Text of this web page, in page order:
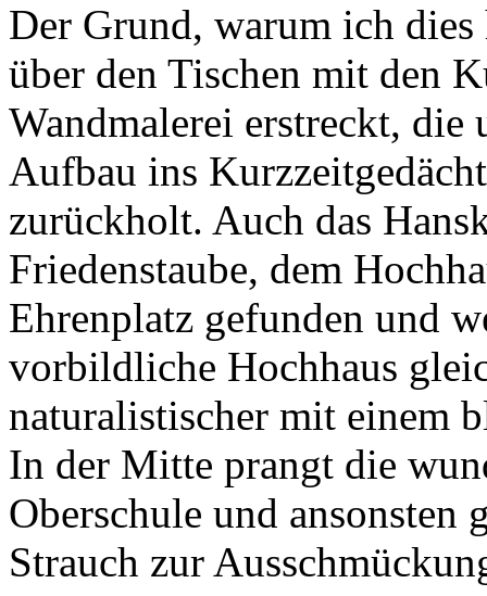
Der Grund, warum ich dies
über den Tischen mit den
Wandmalerei erstreckt, die
Aufbau ins
zurückholt. Auch das
Friedenstaube, dem
Ehrenplatz gefunden und
vorbildliche Hochhaus
naturalistischer mit einem
In der Mitte prangt die
Oberschule und ansonsten
Strauch zur